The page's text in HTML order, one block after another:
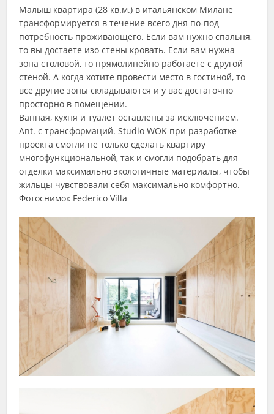
Малыш квартира (28 кв.м.) в итальянском Милане
трансформируется в течение всего дня по-под
потребность проживающего. Если вам нужно спальня,
то вы достаете изо стены кровать. Если вам нужна
зона столовой, то прямолинейно работаете с другой
стеной. А когда хотите провести место в гостиной, то
все другие зоны складываются и у вас достаточно
просторно в помещении.
Ванная, кухня и туалет оставлены за исключением.
Ant. с трансформаций. Studio WOK при разработке
проекта смогли не только сделать квартиру
многофункциональной, так и смогли подобрать для
отделки максимально экологичные материалы, чтобы
жильцы чувствовали себя максимально комфортно.
Фотоснимок Federico Villa